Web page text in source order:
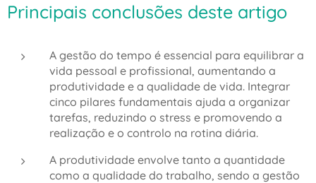
Principais conclusões deste artigo
A gestão do tempo é essencial para equilibrar a
vida pessoal e profissional, aumentando a
produtividade e a qualidade de vida. Integrar
cinco pilares fundamentais ajuda a organizar
tarefas, reduzindo o stress e promovendo a
realização e o controlo na rotina diária.
A produtividade envolve tanto a quantidade
como a qualidade do trabalho, sendo a gestão